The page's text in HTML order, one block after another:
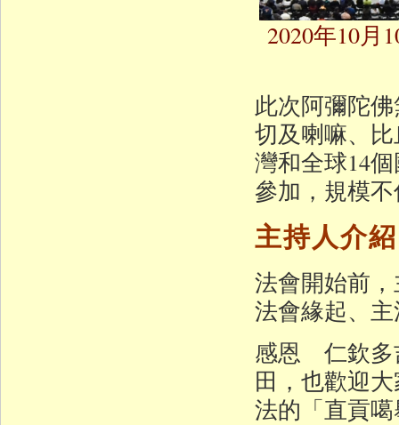
2020年10
此次阿彌陀
切及喇嘛、
灣和全球14
參加，規模
主持人介紹
法會開始前
法會緣起、
感恩 仁欽多
田，也歡迎
法的「直貢